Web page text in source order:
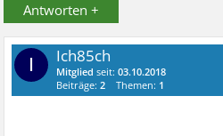
Antworten +
I Ich85ch
Mitglied seit:03.10.2018
Beiträge:2 Themen: 1